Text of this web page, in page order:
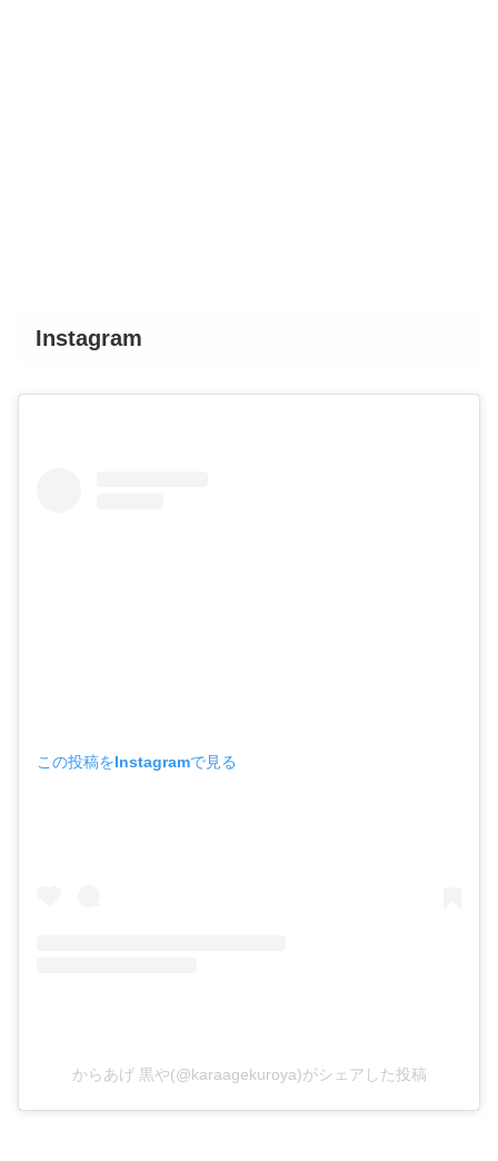
Instagram
この投稿をInstagramで見る
からあげ 黒や(@karaagekuroya)がシェアした投稿